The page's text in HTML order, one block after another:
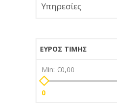
Υπηρεσίες
ΕΎΡΟΣ ΤΙΜΉΣ
Min: €0,00
0